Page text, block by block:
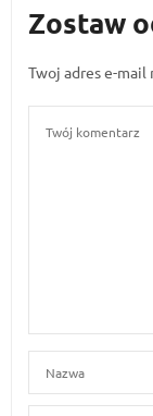
Zostaw
Twoj adres e-